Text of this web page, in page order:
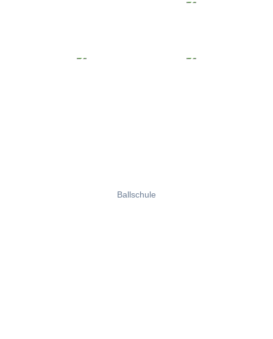
Ballschule